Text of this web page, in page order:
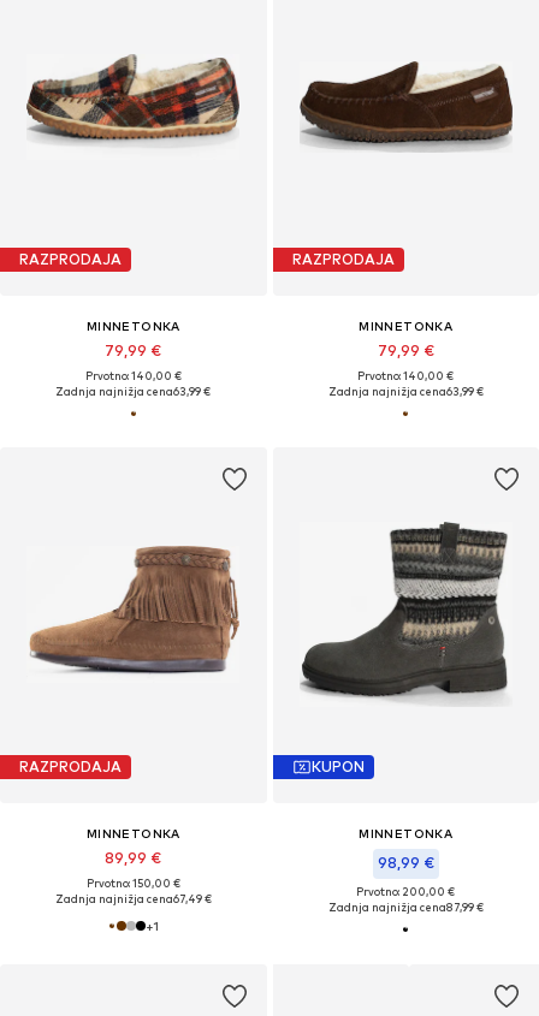
RAZPRODAJA
MINNETONKA
79,99 €
Prvotno: 140,00 €
Zadnja najnižja cena63,99 €
RAZPRODAJA
MINNETONKA
79,99 €
Prvotno: 140,00 €
Zadnja najnižja cena63,99 €
RAZPRODAJA
MINNETONKA
89,99 €
Prvotno: 150,00 €
Zadnja najnižja cena67,49 €
+1
KUPON
MINNETONKA
98,99 €
Prvotno: 200,00 €
Zadnja najnižja cena87,99 €